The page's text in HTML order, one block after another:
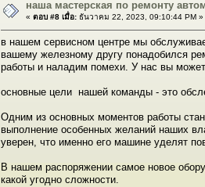
наша мастерская по ремонту
« ตอบ #8 เมื่อ: ธันวาคม 22, 2023, 09:10:44 PM »
в нашем сервисном центре мы
вашему железному другу понадобился
работы и наладим помехи. У нас вы
основные цели нашей команды - это
Одним из основных моментов работы
выполнение особенных желаний наших
уверен, что именно его машине уделят
В нашем распоряжении самое новое
какой угодно сложности.